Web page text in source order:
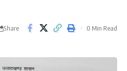
Share 0 Min Read